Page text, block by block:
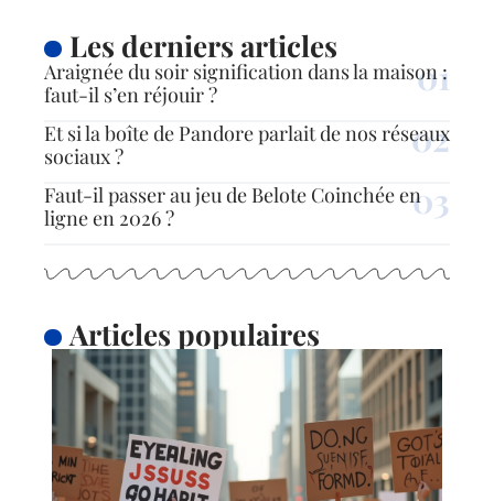
Les derniers articles
Araignée du soir signification dans la maison :
faut-il s’en réjouir ?
Et si la boîte de Pandore parlait de nos réseaux
sociaux ?
Faut-il passer au jeu de Belote Coinchée en
ligne en 2026 ?
Articles populaires